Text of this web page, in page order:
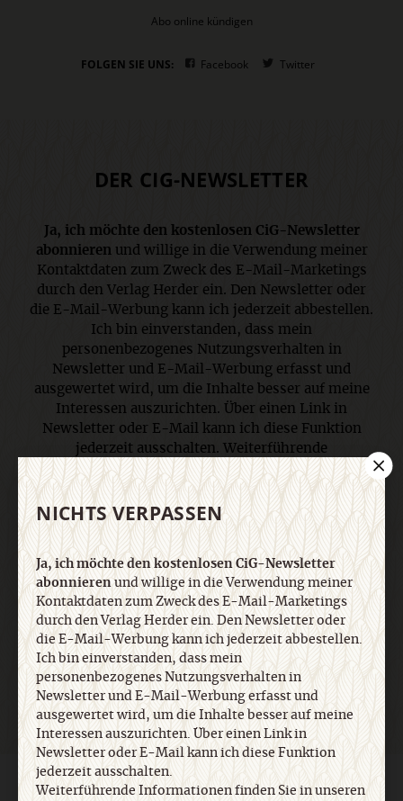
Abo online kündigen
FOLGEN SIE UNS: Facebook Twitter
DER CIG-NEWSLETTER
Ja, ich möchte den kostenlosen CiG-Newsletter
abonnierenund willige in die Verwendung meiner
Kontaktdaten zum Zweck des E-Mail-Marketings
durch den Verlag Herder ein. Den Newsletter oder
die E-Mail-Werbung kann ich jederzeit abbestellen.
Ich bin einverstanden, dass mein
personenbezogenes Nutzungsverhalten in
Newsletter und E-Mail-Werbung erfasst und
ausgewertet wird, um die Inhalte besser auf meine
Interessen auszurichten. Über einen Link in
Newsletter oder E-Mail kann ich diese Funktion
jederzeit ausschalten. Weiterführende
Informationen finden Sie in unseren
Datenschutzhinweisen.
E-Mail
Jetzt anmelden
AGB und Widerrufsbelehrung Datenschutz
Barrierefreiheit
NICHTS VERPASSEN
Ja, ich möchte den kostenlosen CiG-Newsletter
abonnierenund willige in die Verwendung meiner
Kontaktdaten zum Zweck des E-Mail-Marketings
durch den Verlag Herder ein. Den Newsletter oder
die E-Mail-Werbung kann ich jederzeit abbestellen.
Ich bin einverstanden, dass mein
personenbezogenes Nutzungsverhalten in
Newsletter und E-Mail-Werbung erfasst und
ausgewertet wird, um die Inhalte besser auf meine
Interessen auszurichten. Über einen Link in
Newsletter oder E-Mail kann ich diese Funktion
jederzeit ausschalten.
Weiterführende Informationen finden Sie in unseren